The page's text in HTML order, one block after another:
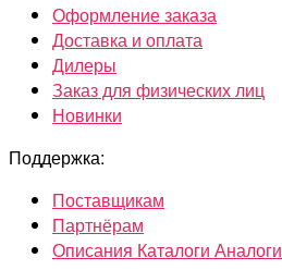
Оформление заказа
Доставка и оплата
Дилеры
Заказ для физических лиц
Новинки
Поддержка:
Поставщикам
Партнёрам
Описания Каталоги Аналоги